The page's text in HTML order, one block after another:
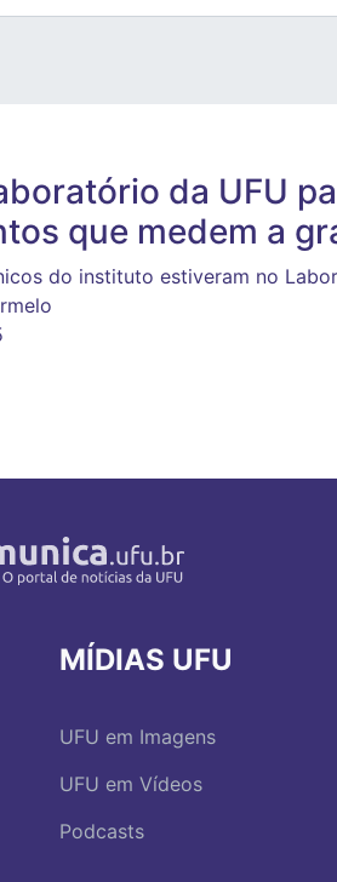
da UFU
que medem a
do instituto estiveram no
MÍDIAS UFU
UFU em Imagens
UFU em Vídeos
Podcasts